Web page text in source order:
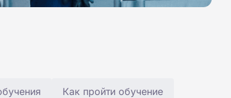
Как пройти обучение